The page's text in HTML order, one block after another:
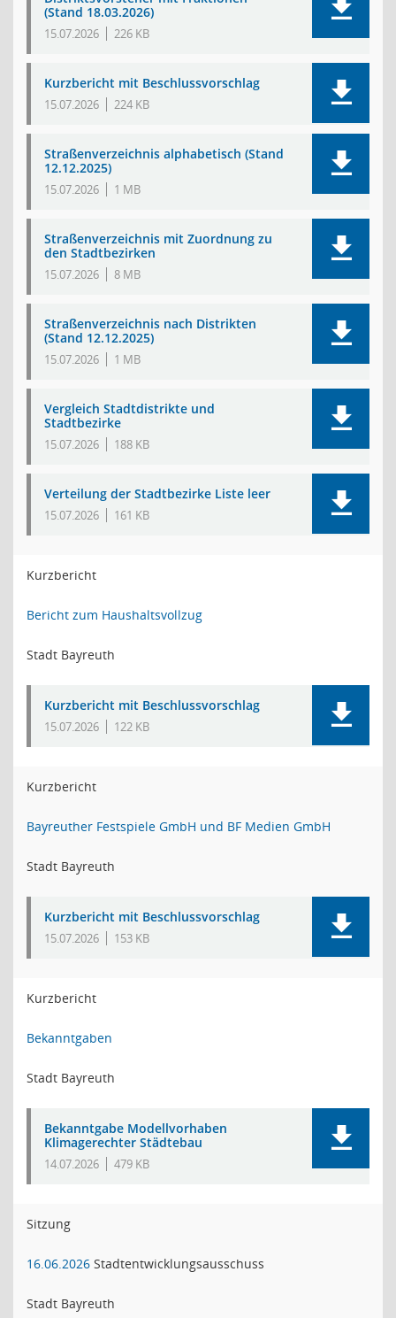
(Stand 18.03.2026)
15.07.2026 226 KB
Kurzbericht mit Beschlussvorschlag
15.07.2026 224 KB
Straßenverzeichnis alphabetisch (Stand
12.12.2025)
15.07.2026 1 MB
Straßenverzeichnis mit Zuordnung zu
den Stadtbezirken
15.07.2026 8 MB
Straßenverzeichnis nach Distrikten
(Stand 12.12.2025)
15.07.2026 1 MB
Vergleich Stadtdistrikte und
Stadtbezirke
15.07.2026 188 KB
Verteilung der Stadtbezirke Liste leer
15.07.2026 161 KB
Kurzbericht
Bericht zum Haushaltsvollzug
Stadt Bayreuth
Kurzbericht mit Beschlussvorschlag
15.07.2026 122 KB
Kurzbericht
Bayreuther Festspiele GmbH und BF Medien GmbH
Stadt Bayreuth
Kurzbericht mit Beschlussvorschlag
15.07.2026 153 KB
Kurzbericht
Bekanntgaben
Stadt Bayreuth
Bekanntgabe Modellvorhaben
Klimagerechter Städtebau
14.07.2026 479 KB
Sitzung
16.06.2026 Stadtentwicklungsausschuss
Stadt Bayreuth